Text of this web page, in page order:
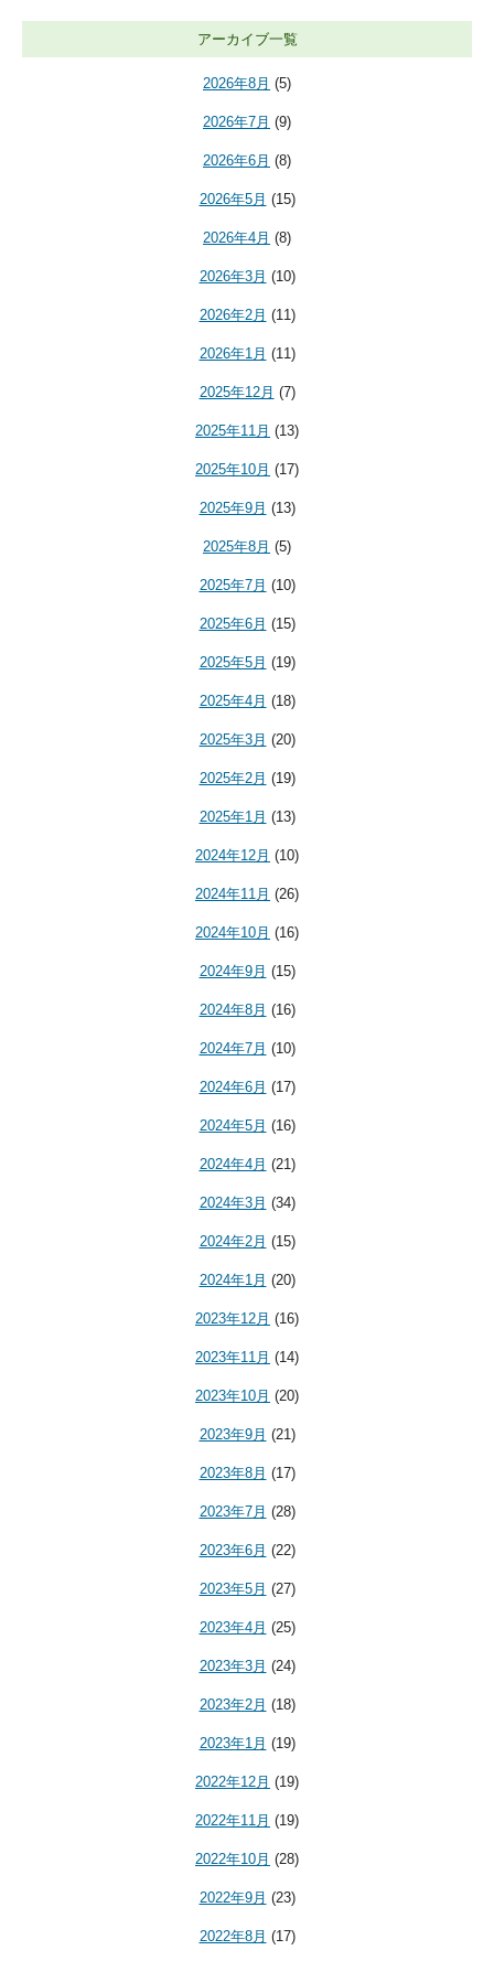
アーカイブ一覧
2026年8月 (5)
2026年7月 (9)
2026年6月 (8)
2026年5月 (15)
2026年4月 (8)
2026年3月 (10)
2026年2月 (11)
2026年1月 (11)
2025年12月 (7)
2025年11月 (13)
2025年10月 (17)
2025年9月 (13)
2025年8月 (5)
2025年7月 (10)
2025年6月 (15)
2025年5月 (19)
2025年4月 (18)
2025年3月 (20)
2025年2月 (19)
2025年1月 (13)
2024年12月 (10)
2024年11月 (26)
2024年10月 (16)
2024年9月 (15)
2024年8月 (16)
2024年7月 (10)
2024年6月 (17)
2024年5月 (16)
2024年4月 (21)
2024年3月 (34)
2024年2月 (15)
2024年1月 (20)
2023年12月 (16)
2023年11月 (14)
2023年10月 (20)
2023年9月 (21)
2023年8月 (17)
2023年7月 (28)
2023年6月 (22)
2023年5月 (27)
2023年4月 (25)
2023年3月 (24)
2023年2月 (18)
2023年1月 (19)
2022年12月 (19)
2022年11月 (19)
2022年10月 (28)
2022年9月 (23)
2022年8月 (17)